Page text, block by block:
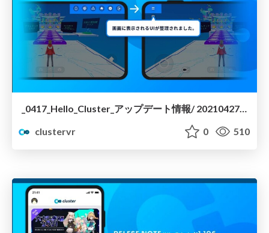
_0417_Hello_Cluster_アップデート情報/ 20210427-hello-cluster-update
clustervr
0 510